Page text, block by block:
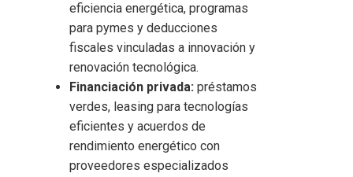
eficiencia energética, programas
para pymes y deducciones
fiscales vinculadas a innovación y
renovación tecnológica.
Financiación privada: préstamos
verdes, leasing para tecnologías
eficientes y acuerdos de
rendimiento energético con
proveedores especializados